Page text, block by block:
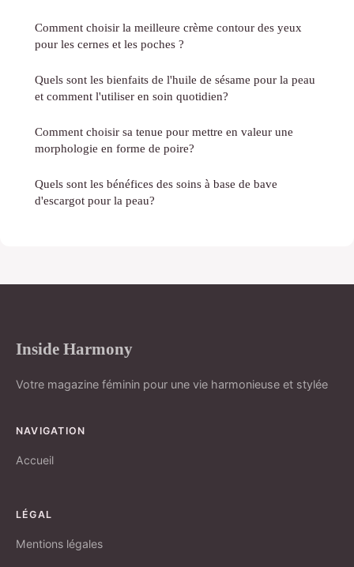
Comment choisir la meilleure crème contour des yeux
pour les cernes et les poches ?
Quels sont les bienfaits de l'huile de sésame pour la peau
et comment l'utiliser en soin quotidien?
Comment choisir sa tenue pour mettre en valeur une
morphologie en forme de poire?
Quels sont les bénéfices des soins à base de bave
d'escargot pour la peau?
Inside Harmony
Votre magazine féminin pour une vie harmonieuse et stylée
NAVIGATION
Accueil
LÉGAL
Mentions légales